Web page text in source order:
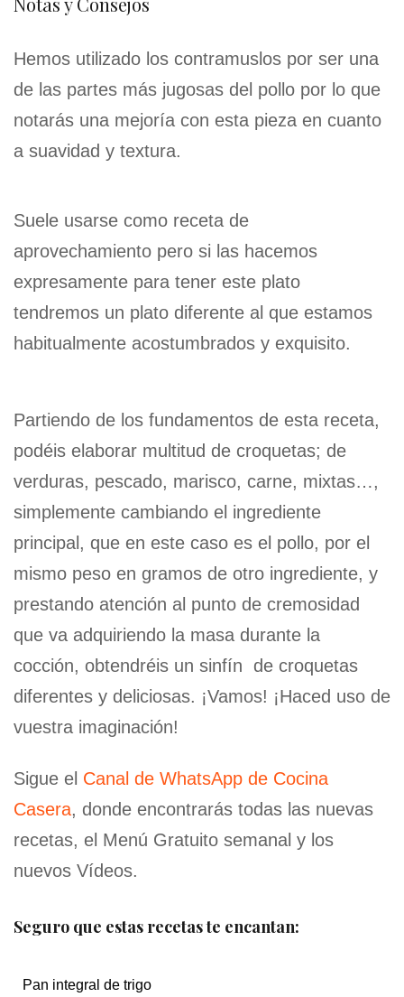
Hemos utilizado los contramuslos por ser una
de las partes más jugosas del pollo por lo que
notarás una mejoría con esta pieza en cuanto
a suavidad y textura.
Suele usarse como receta de
aprovechamiento pero si las hacemos
expresamente para tener este plato
tendremos un plato diferente al que estamos
habitualmente acostumbrados y exquisito.
Partiendo de los fundamentos de esta receta,
podéis elaborar multitud de croquetas; de
verduras, pescado, marisco, carne, mixtas…,
simplemente cambiando el ingrediente
principal, que en este caso es el pollo, por el
mismo peso en gramos de otro ingrediente, y
prestando atención al punto de cremosidad
que va adquiriendo la masa durante la
cocción, obtendréis un sinfín de croquetas
diferentes y deliciosas. ¡Vamos! ¡Haced uso de
vuestra imaginación!
Sigue el Canal de WhatsApp de Cocina
Casera, donde encontrarás todas las nuevas
recetas, el Menú Gratuito semanal y los
nuevos Vídeos.
Seguro que estas recetas te encantan:
Pan integral de trigo